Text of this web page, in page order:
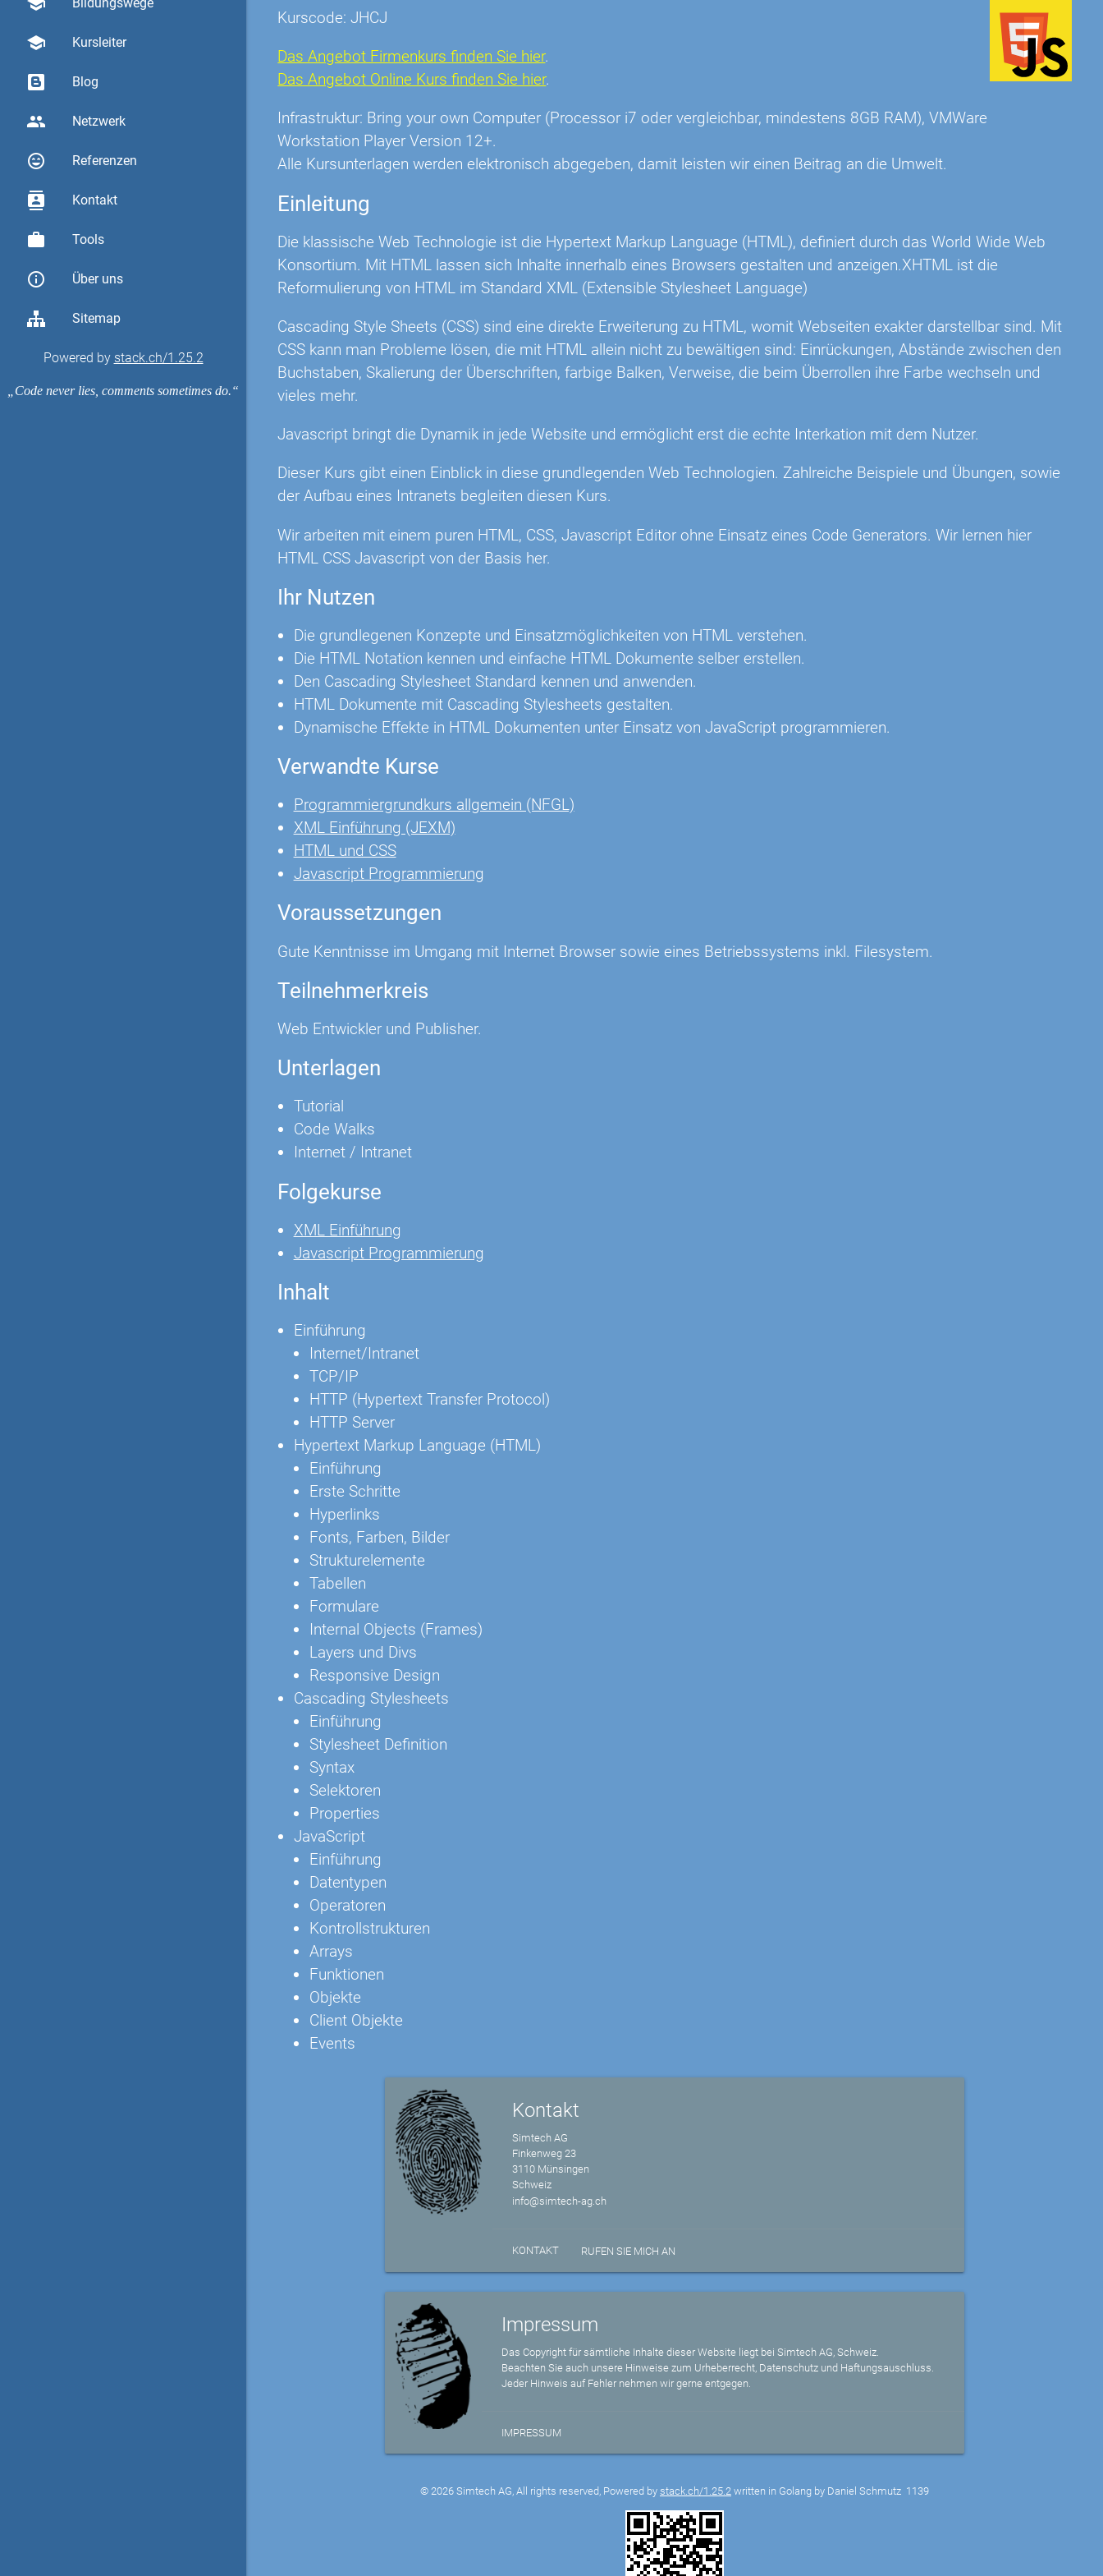
school Kursleiter
Blog
group Netzwerk
sentiment_very_satisfied Referenzen
contacts Kontakt
work Tools
info_outline Über uns
Sitemap
Powered by stack.ch/1.25.2
Code never lies, comments sometimes do.
Kurscode: JHCJ
Das Angebot Firmenkurs finden Sie hier.
Das Angebot Online Kurs finden Sie hier.
Infrastruktur: Bring your own Computer (Processor i7 oder vergleichbar, mindestens 8GB RAM), VMWare
Workstation Player Version 12+.
Alle Kursunterlagen werden elektronisch abgegeben, damit leisten wir einen Beitrag an die Umwelt.
Einleitung
Die klassische Web Technologie ist die Hypertext Markup Language (HTML), definiert durch das World Wide Web
Konsortium. Mit HTML lassen sich Inhalte innerhalb eines Browsers gestalten und anzeigen.XHTML ist die
Reformulierung von HTML im Standard XML (Extensible Stylesheet Language)
Cascading Style Sheets (CSS) sind eine direkte Erweiterung zu HTML, womit Webseiten exakter darstellbar sind. Mit
CSS kann man Probleme lösen, die mit HTML allein nicht zu bewältigen sind: Einrückungen, Abstände zwischen den
Buchstaben, Skalierung der Überschriften, farbige Balken, Verweise, die beim Überrollen ihre Farbe wechseln und
vieles mehr.
Javascript bringt die Dynamik in jede Website und ermöglicht erst die echte Interkation mit dem Nutzer.
Dieser Kurs gibt einen Einblick in diese grundlegenden Web Technologien. Zahlreiche Beispiele und Übungen, sowie
der Aufbau eines Intranets begleiten diesen Kurs.
Wir arbeiten mit einem puren HTML, CSS, Javascript Editor ohne Einsatz eines Code Generators. Wir lernen hier
HTML CSS Javascript von der Basis her.
Ihr Nutzen
Die grundlegenen Konzepte und Einsatzmöglichkeiten von HTML verstehen.
Die HTML Notation kennen und einfache HTML Dokumente selber erstellen.
Den Cascading Stylesheet Standard kennen und anwenden.
HTML Dokumente mit Cascading Stylesheets gestalten.
Dynamische Effekte in HTML Dokumenten unter Einsatz von JavaScript programmieren.
Verwandte Kurse
Programmiergrundkurs allgemein (NFGL)
XML Einführung (JEXM)
HTML und CSS
Javascript Programmierung
Voraussetzungen
Gute Kenntnisse im Umgang mit Internet Browser sowie eines Betriebssystems inkl. Filesystem.
Teilnehmerkreis
Web Entwickler und Publisher.
Unterlagen
Tutorial
Code Walks
Internet / Intranet
Folgekurse
XML Einführung
Javascript Programmierung
Inhalt
Einführung
Internet/Intranet
TCP/IP
HTTP (Hypertext Transfer Protocol)
HTTP Server
Hypertext Markup Language (HTML)
Einführung
Erste Schritte
Hyperlinks
Fonts, Farben, Bilder
Strukturelemente
Tabellen
Formulare
Internal Objects (Frames)
Layers und Divs
Responsive Design
Cascading Stylesheets
Einführung
Stylesheet Definition
Syntax
Selektoren
Properties
JavaScript
Einführung
Datentypen
Operatoren
Kontrollstrukturen
Arrays
Funktionen
Objekte
Client Objekte
Events
Kontakt
Simtech AG
Finkenweg 23
3110 Münsingen
Schweiz
info@simtech-ag.ch
KONTAKT RUFEN SIE MICH AN
Impressum
Das Copyright für sämtliche Inhalte dieser Website liegt bei Simtech AG, Schweiz.
Beachten Sie auch unsere Hinweise zum Urheberrecht, Datenschutz und Haftungsauschluss.
Jeder Hinweis auf Fehler nehmen wir gerne entgegen.
IMPRESSUM
© 2026 Simtech AG, All rights reserved, Powered by stack.ch/1.25.2written in Golang by Daniel Schmutz 1139